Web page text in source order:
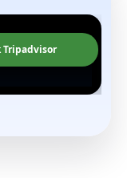
Tripadvisor